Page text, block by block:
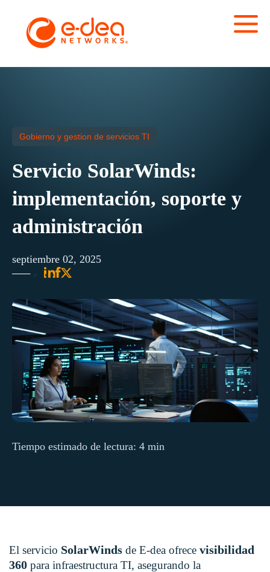
Gobierno y gestion de servicios TI
Servicio SolarWinds:
implementación, soporte y
administración
septiembre 02, 2025
Tiempo estimado de lectura: 4 min
El servicio SolarWinds de E-dea ofrece visibilidad
360 para infraestructura TI, asegurando la